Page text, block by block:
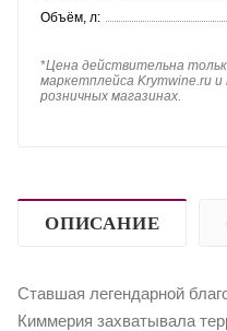
Объём, л:
*Цена действительна
маркетплейса Krymwine.ru
розничных магазинах.
ОПИСАНИЕ
Ставшая легендарной
Киммерия захватывала